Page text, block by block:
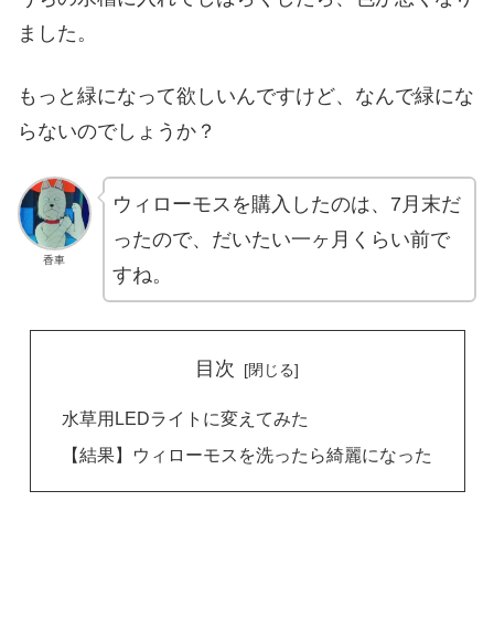
ました。
もっと緑になって欲しいんですけど、なんで緑にな
らないのでしょうか？
香車
ウィローモスを購入したのは、7月末だ
ったので、だいたい一ヶ月くらい前で
すね。
目次
水草用LEDライトに変えてみた
【結果】ウィローモスを洗ったら綺麗になった